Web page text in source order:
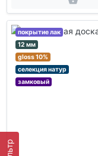
покрытие лак
12 мм
gloss 10%
селекция натур
замковый